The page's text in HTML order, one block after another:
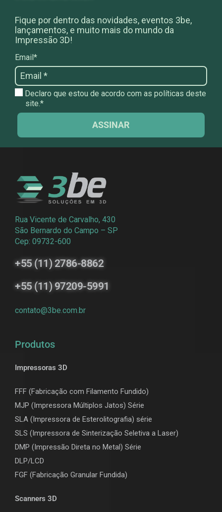
Fique por dentro das novidades, eventos 3be,
lançamentos, e muito mais do mundo da
Impressão 3D!
Email*
Declaro que estou de acordo com as políticas deste
site.*
ASSINAR
Rua Vicente de Carvalho, 430
São Bernardo do Campo – SP
Cep: 09732-600
+55 (11) 2786-8862
+55 (11) 97209-5991
contato@3be.com.br
Produtos
Impressoras 3D
FFF (Fabricação com Filamento Fundido)
MJP (Impressora Múltiplos Jatos) Série
SLA (Impressora de Esterolitografia) série
SLS (Impressora de Sinterização Seletiva a Laser)
DMP (Impressão Direta no Metal) Série
DLP/LCD
FGF (Fabricação Granular Fundida)
Scanners 3D